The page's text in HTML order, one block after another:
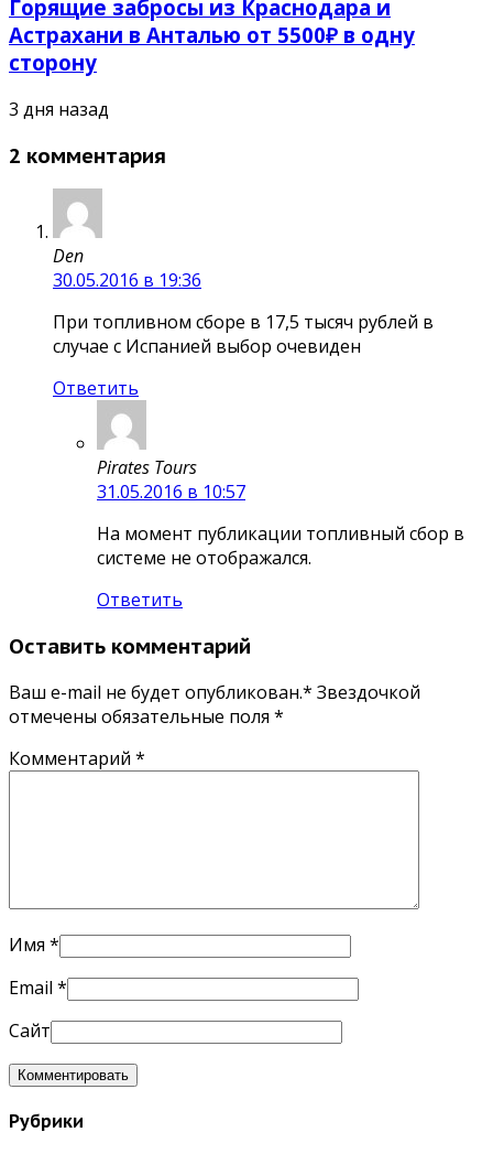
Горящие забросы из Краснодара и
Астрахани в Анталью от 5500₽ в одну
сторону
3 дня назад
2 комментария
Den
30.05.2016 в 19:36
При топливном сборе в 17,5 тысяч рублей в
случае с Испанией выбор очевиден
Ответить
Pirates Tours
31.05.2016 в 10:57
На момент публикации топливный сбор в
системе не отображался.
Ответить
Оставить комментарий
Ваш e-mail не будет опубликован.* Звездочкой
отмечены обязательные поля *
Комментарий *
Имя *
Email *
Сайт
Рубрики